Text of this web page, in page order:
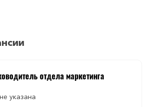
отдела маркетинга
указана